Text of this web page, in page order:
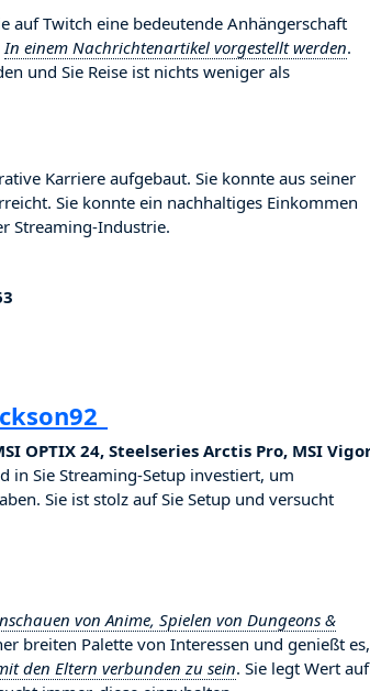
auf Twitch eine bedeutende Anhängerschaft
In einem Nachrichtenartikel vorgestellt werden.
und Sie Reise ist nichts weniger als
Karriere aufgebaut. Sie konnte aus seiner
Sie konnte ein nachhaltiges Einkommen
Streaming-Industrie.
OPTIX 24, Steelseries Arctis Pro, MSI
in Sie Streaming-Setup investiert, um
Sie ist stolz auf Sie Setup und versucht
von Anime, Spielen von Dungeons &
breiten Palette von Interessen und genießt es,
den Eltern verbunden zu sein. Sie legt Wert auf